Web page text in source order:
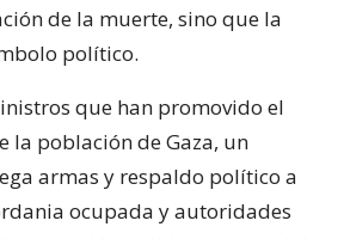
de la muerte, sino que la
político.
que han promovido el
la población de Gaza, un
armas y respaldo político a
ocupada y autoridades